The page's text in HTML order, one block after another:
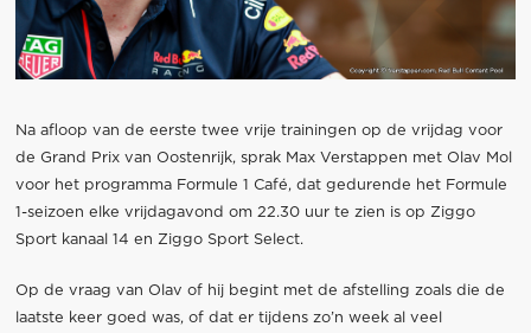
Na afloop van de eerste twee vrije trainingen op de vrijdag voor
de Grand Prix van Oostenrijk, sprak Max Verstappen met Olav Mol
voor het programma Formule 1 Café, dat gedurende het Formule
1-seizoen elke vrijdagavond om 22.30 uur te zien is op Ziggo
Sport kanaal 14 en Ziggo Sport Select.
Op de vraag van Olav of hij begint met de afstelling zoals die de
laatste keer goed was, of dat er tijdens zo’n week al veel